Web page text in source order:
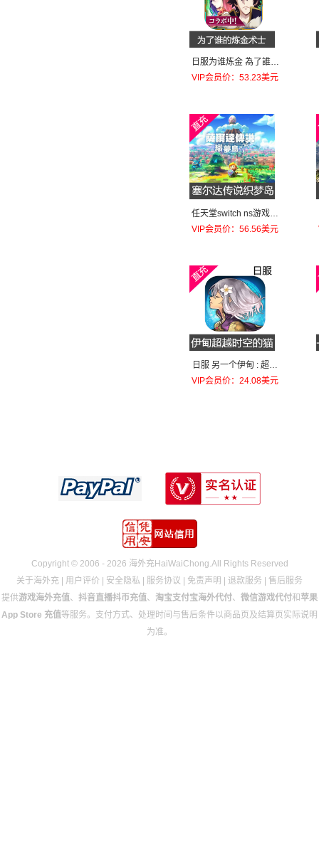
日服为谁炼金 為了誰的
(为了他人)鍊金術師士2
VIP会员价：53.23美元
任天堂switch ns游戏塞
尔达传说 织梦岛 梦见岛
VIP会员价：56.56美元
日服 另一个伊甸 : 超越
时空的猫 AnotherEden
VIP会员价：24.08美元
Copyright © 2006 - 2026 海外充HaiWaiChong.All Rights Reserved
关于海外充 | 用户评价 | 安全隐私 | 服务协议 | 免责声明 | 退款服务 | 售后服务
提供游戏海外充值、 抖音直播抖币充值、 淘宝支付宝海外代付、 微信游戏代付和 苹果
App Store 充值等服务。支付方式、处理时间与售后条件以商品页及结算页实际说明
为准。